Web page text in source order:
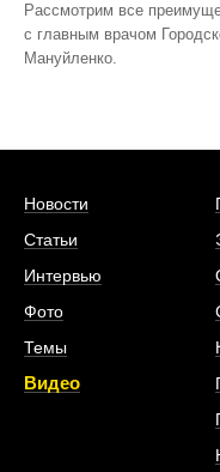
Рассмотрим все
с главным врачом
Мануйленко.
Новости
Статьи
Интервью
Фото
Темы
Видео